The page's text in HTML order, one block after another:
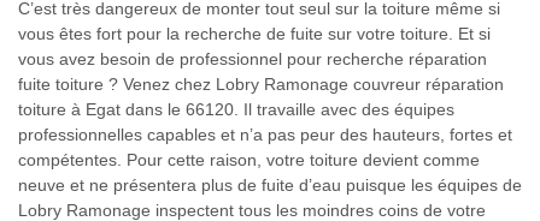
C’est très dangereux de monter tout seul sur la toiture même si
vous êtes fort pour la recherche de fuite sur votre toiture. Et si
vous avez besoin de professionnel pour recherche réparation
fuite toiture ? Venez chez Lobry Ramonage couvreur réparation
toiture à Egat dans le 66120. Il travaille avec des équipes
professionnelles capables et n’a pas peur des hauteurs, fortes et
compétentes. Pour cette raison, votre toiture devient comme
neuve et ne présentera plus de fuite d’eau puisque les équipes de
Lobry Ramonage inspectent tous les moindres coins de votre